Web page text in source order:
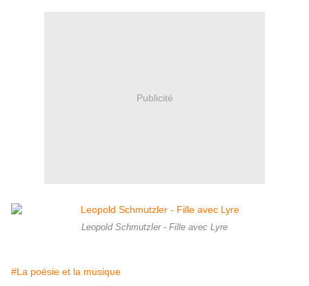
Publicité
Leopold Schmutzler - Fille avec Lyre
#La poésie et la musique